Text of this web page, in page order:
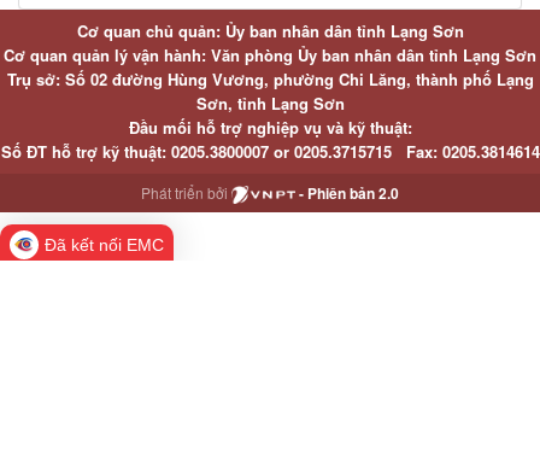
Cơ quan chủ quản: Ủy ban nhân dân tỉnh Lạng Sơn
Cơ quan quản lý vận hành: Văn phòng Ủy ban nhân dân tỉnh Lạng Sơn
Trụ sở: Số 02 đường Hùng Vương, phường Chi Lăng, thành phố Lạng
Sơn, tỉnh Lạng Sơn
Đầu mối hỗ trợ nghiệp vụ và kỹ thuật:
Số ĐT hỗ trợ kỹ thuật: 0205.3800007 or 0205.3715715 Fax: 0205.3814614
Phát triển bởi - Phiên bản 2.0
Đã kết nối EMC